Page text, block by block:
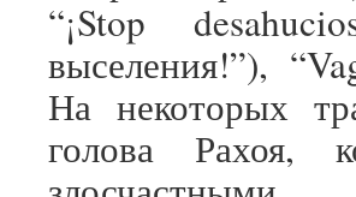
“¡Stop
выселения!”),
На некоторых
голова Рахоя,